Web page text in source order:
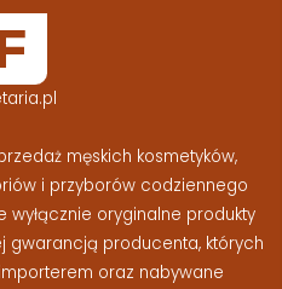
męskich kosmetyków,
i przyborów codziennego
wyłącznie oryginalne produkty
gwarancją producenta, których
oraz nabywane